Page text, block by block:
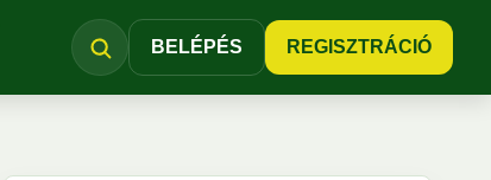
BELÉPÉS REGISZTRÁCIÓ